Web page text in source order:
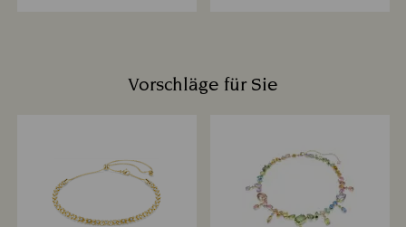
Vorschläge für Sie